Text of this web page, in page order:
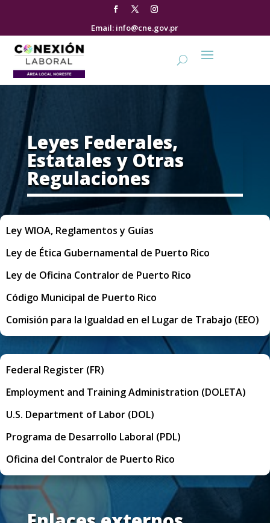
Email: info@cne.gov.pr
Leyes Federales,
Estatales y Otras
Regulaciones
Ley WIOA, Reglamentos y Guías
Ley de Ética Gubernamental de Puerto Rico
Ley de Oficina Contralor de Puerto Rico
Código Municipal de Puerto Rico
Comisión para la Igualdad en el Lugar de Trabajo (EEO)
Federal Register (FR)
Employment and Training Administration (DOLETA)
U.S. Department of Labor (DOL)
Programa de Desarrollo Laboral (PDL)
Oficina del Contralor de Puerto Rico